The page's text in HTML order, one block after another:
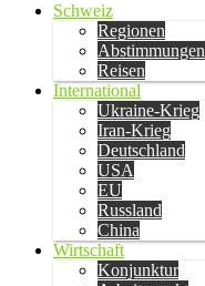
Schweiz
Regionen
Abstimmungen
Reisen
International
Ukraine-Krieg
Iran-Krieg
Deutschland
USA
EU
Russland
China
Wirtschaft
Konjunktur